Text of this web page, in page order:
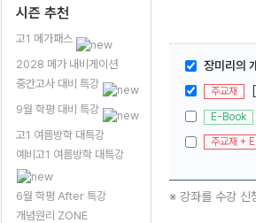
시즌 추천
고1 메가패스
2028 메가 내비게이션
중간고사 대비 특강
9월 학평 대비 특강
고1 여름방학 대특강
예비고1 여름방학 대특강
6월 학평 After 특강
개념원리 ZONE
장미리의
주교재
E-Book
주교재 +
※ 강좌를 수강 신